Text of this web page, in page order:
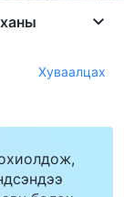
Хуваалцах